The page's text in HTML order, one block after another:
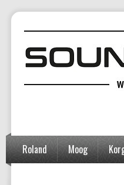
Roland Moog